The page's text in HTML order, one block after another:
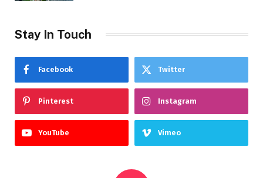
Stay In Touch
Facebook Twitter
Pinterest Instagram
YouTube Vimeo